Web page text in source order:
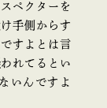
ペクターを
手側からす
すよとは言
れてるとい
いんですよ